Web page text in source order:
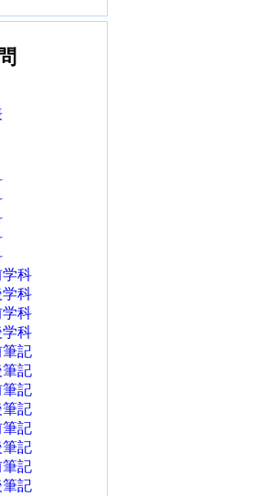
学科
学科
学科
学科
筆記
筆記
筆記
筆記
筆記
筆記
筆記
筆記